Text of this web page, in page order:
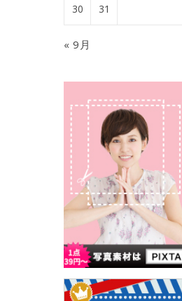
30 31
« 9月